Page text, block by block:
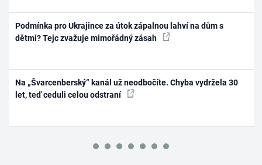
Podmínka pro Ukrajince za útok zápalnou lahví na dům s
dětmi? Tejc zvažuje mimořádný zásah
Na „Švarcenberský“ kanál už neodbočíte. Chyba vydržela 30
let, teď ceduli celou odstraní